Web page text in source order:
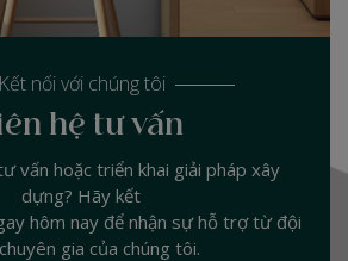
Kết nối với chúng tôi
hệ tư vấn
vấn hoặc triển khai giải pháp xây
dựng? Hãy kết
hôm nay để nhận sự hỗ trợ từ đội
gia của chúng tôi.